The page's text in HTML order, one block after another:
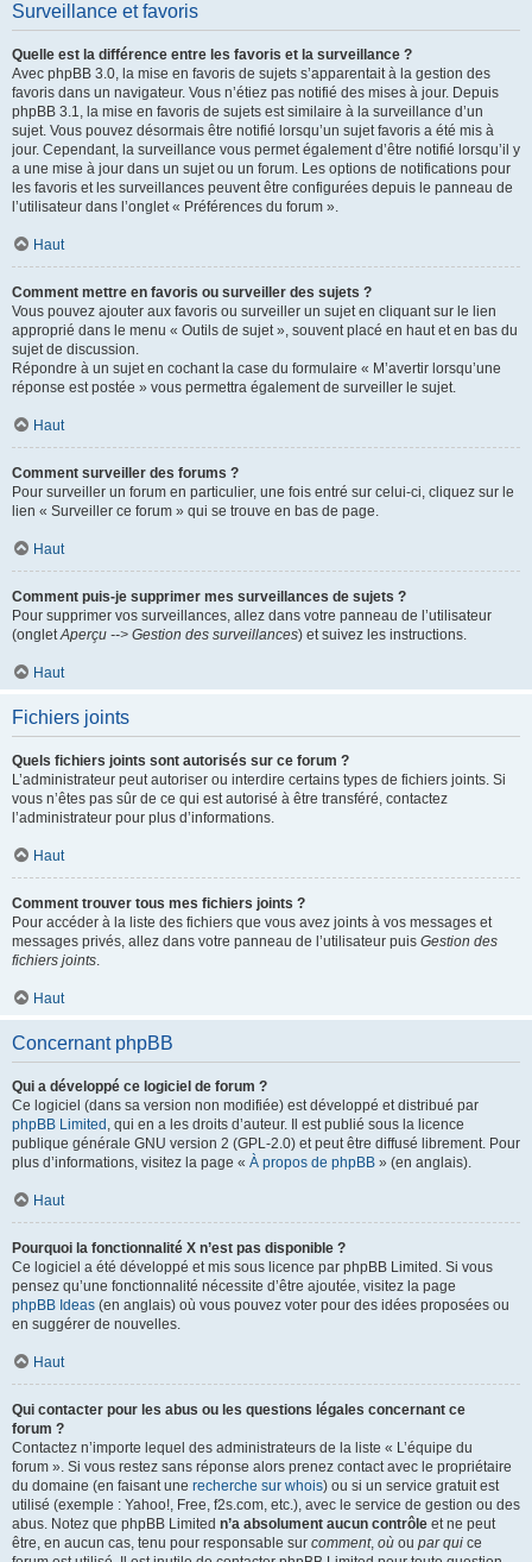
Surveillance et favoris
Quelle est la différence entre les favoris et la surveillance ?
Avec phpBB 3.0, la mise en favoris de sujets s’apparentait à la gestion des
favoris dans un navigateur. Vous n’étiez pas notifié des mises à jour. Depuis
phpBB 3.1, la mise en favoris de sujets est similaire à la surveillance d’un
sujet. Vous pouvez désormais être notifié lorsqu’un sujet favoris a été mis à
jour. Cependant, la surveillance vous permet également d’être notifié lorsqu’il y
a une mise à jour dans un sujet ou un forum. Les options de notifications pour
les favoris et les surveillances peuvent être configurées depuis le panneau de
l’utilisateur dans l’onglet « Préférences du forum ».
Haut
Comment mettre en favoris ou surveiller des sujets ?
Vous pouvez ajouter aux favoris ou surveiller un sujet en cliquant sur le lien
approprié dans le menu « Outils de sujet », souvent placé en haut et en bas du
sujet de discussion.
Répondre à un sujet en cochant la case du formulaire « M’avertir lorsqu’une
réponse est postée » vous permettra également de surveiller le sujet.
Haut
Comment surveiller des forums ?
Pour surveiller un forum en particulier, une fois entré sur celui-ci, cliquez sur le
lien « Surveiller ce forum » qui se trouve en bas de page.
Haut
Comment puis-je supprimer mes surveillances de sujets ?
Pour supprimer vos surveillances, allez dans votre panneau de l’utilisateur
(ongletAperçu --> Gestion des surveillances) et suivez les instructions.
Haut
Fichiers joints
Quels fichiers joints sont autorisés sur ce forum ?
L’administrateur peut autoriser ou interdire certains types de fichiers joints. Si
vous n’êtes pas sûr de ce qui est autorisé à être transféré, contactez
l’administrateur pour plus d’informations.
Haut
Comment trouver tous mes fichiers joints ?
Pour accéder à la liste des fichiers que vous avez joints à vos messages et
messages privés, allez dans votre panneau de l’utilisateur puis Gestion des
fichiers joints.
Haut
Concernant phpBB
Qui a développé ce logiciel de forum ?
Ce logiciel (dans sa version non modifiée) est développé et distribué par
phpBB Limited , qui en a les droits d’auteur. Il est publié sous la licence
publique générale GNU version 2 (GPL-2.0) et peut être diffusé librement. Pour
plus d’informations, visitez la page « À propos de phpBB » (en anglais).
Haut
Pourquoi la fonctionnalité X n’est pas disponible ?
Ce logiciel a été développé et mis sous licence par phpBB Limited. Si vous
pensez qu’une fonctionnalité nécessite d’être ajoutée, visitez la page
phpBB Ideas (en anglais) où vous pouvez voter pour des idées proposées ou
en suggérer de nouvelles.
Haut
Qui contacter pour les abus ou les questions légales concernant ce
forum ?
Contactez n’importe lequel des administrateurs de la liste « L’équipe du
forum ». Si vous restez sans réponse alors prenez contact avec le propriétaire
du domaine (en faisant une recherche sur whois) ou si un service gratuit est
utilisé (exemple : Yahoo!, Free, f2s.com, etc.), avec le service de gestion ou des
abus. Notez que phpBB Limited n’a absolument aucun contrôle et ne peut
être, en aucun cas, tenu pour responsable sur comment, où ou par qui ce